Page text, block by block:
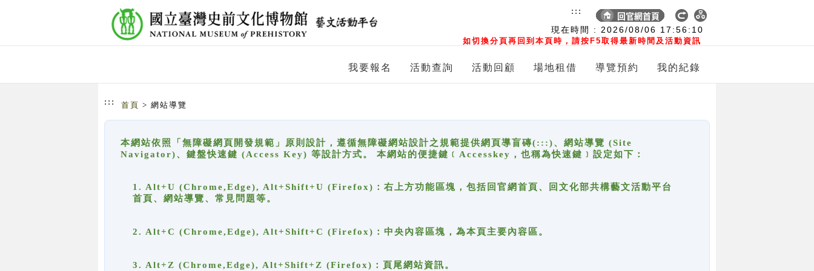
現在時間 : 2026/08/06 17:56:10
如切換分頁再回到本頁時，請按F5取得最新時間及活動資訊
:::
我要報名 活動查詢 活動回顧 場地租借 導覽預約 我的紀錄
::: 首頁 > 網站導覽
本網站依照「無障礙網頁開發規範」原則設計，遵循無障礙網站設計之規範提供網頁導盲磚(:::)、網站導覽 (Site
Navigator)、鍵盤快速鍵 (Access Key) 等設計方式。 本網站的便捷鍵﹝Accesskey，也稱為快速鍵﹞設定如下：
1. Alt+U (Chrome,Edge), Alt+Shift+U (Firefox)：右上方功能區塊，包括回官網首頁、回文化部共構藝文活動平台
首頁、網站導覽、常見問題等。
2. Alt+C (Chrome,Edge), Alt+Shift+C (Firefox)：中央內容區塊，為本頁主要內容區。
3. Alt+Z (Chrome,Edge), Alt+Shift+Z (Firefox)：頁尾網站資訊。